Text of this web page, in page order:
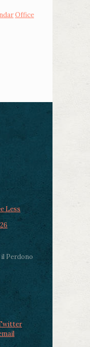
Office
Less
Perdono